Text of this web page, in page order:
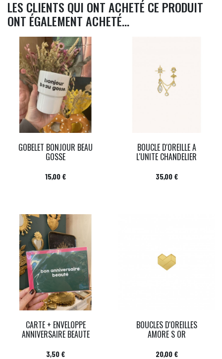
LES CLIENTS QUI ONT ACHETÉ CE PRODUIT
ONT ÉGALEMENT ACHETÉ...
GOBELET BONJOUR BEAU
GOSSE
Prix
15,00 €
BOUCLE D'OREILLE A
L'UNITE CHANDELIER
Prix
35,00 €
CARTE + ENVELOPPE
ANNIVERSAIRE BEAUTE
Prix
3,50 €
BOUCLES D'OREILLES
AMORE S OR
Prix
20,00 €